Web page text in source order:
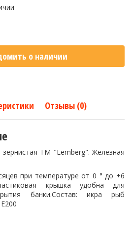
о наличии
Отзывы (0)
ТМ "Lemberg". Железная
при температуре от 0 ° до +6
крышка удобна для
банки.Состав: икра рыб